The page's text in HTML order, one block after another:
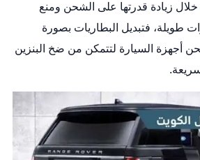
زيادة قدرتها على الشحن ومنع
طويلة، فتبديل البطاريات بصورة
السيارة لتتمكن من ضخ البنزين